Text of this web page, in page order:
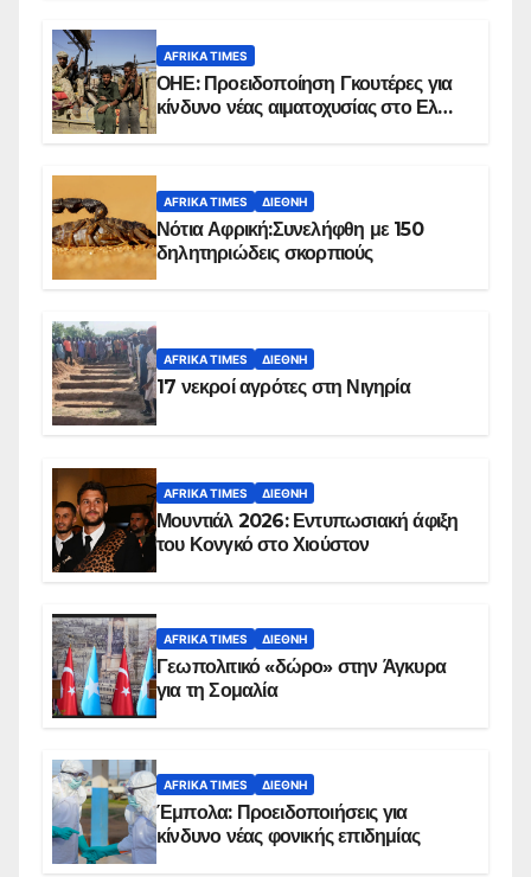
AFRIKA TIMES
ΟΗΕ: Προειδοποίηση Γκουτέρες για
κίνδυνο νέας αιματοχυσίας στο Ελ
AFRIKA TIMES ΔΙΕΘΝΉ
Νότια Αφρική:Συνελήφθη με 150
δηλητηριώδεις σκορπιούς
AFRIKA TIMES ΔΙΕΘΝΉ
17 νεκροί αγρότες στη Νιγηρία
AFRIKA TIMES ΔΙΕΘΝΉ
Μουντιάλ 2026: Εντυπωσιακή άφιξη
του Κονγκό στο Χιούστον
AFRIKA TIMES ΔΙΕΘΝΉ
Γεωπολιτικό «δώρο» στην Άγκυρα
για τη Σομαλία
AFRIKA TIMES ΔΙΕΘΝΉ
Έμπολα: Προειδοποιήσεις για
κίνδυνο νέας φονικής επιδημίας